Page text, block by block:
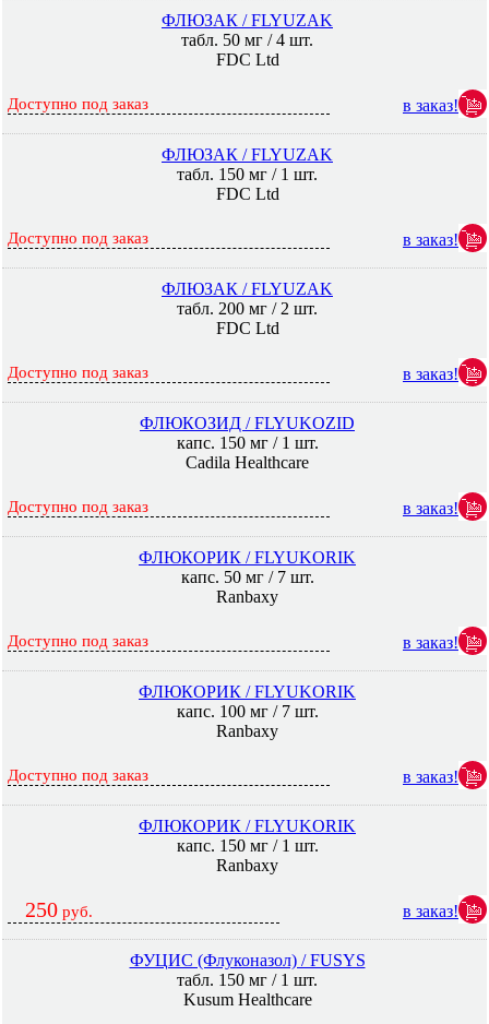
ФЛЮЗАК / FLYUZAK
табл. 50 мг / 4 шт.
FDC Ltd
Доступно под заказ в заказ!
ФЛЮЗАК / FLYUZAK
табл. 150 мг / 1 шт.
FDC Ltd
Доступно под заказ в заказ!
ФЛЮЗАК / FLYUZAK
табл. 200 мг / 2 шт.
FDC Ltd
Доступно под заказ в заказ!
ФЛЮКОЗИД / FLYUKOZID
капс. 150 мг / 1 шт.
Cadila Healthcare
Доступно под заказ в заказ!
ФЛЮКОРИК / FLYUKORIK
капс. 50 мг / 7 шт.
Ranbaxy
Доступно под заказ в заказ!
ФЛЮКОРИК / FLYUKORIK
капс. 100 мг / 7 шт.
Ranbaxy
Доступно под заказ в заказ!
ФЛЮКОРИК / FLYUKORIK
капс. 150 мг / 1 шт.
Ranbaxy
250 руб. в заказ!
ФУЦИС (Флуконазол) / FUSYS
табл. 150 мг / 1 шт.
Kusum Healthcare